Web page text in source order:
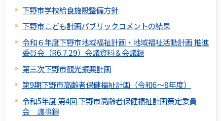
下野市学校給食施設整備方針
下野市こども計画パブリックコメントの結果
令和６年度下野市地域福祉計画・地域福祉活動計画 推進
委員会（R6.7.29）会議資料＆会議録
第三次下野市観光振興計画
第9期下野市高齢者保健福祉計画（令和6～8年度）
令和5年度 第4回 下野市高齢者保健福祉計画策定委員
会 議事録